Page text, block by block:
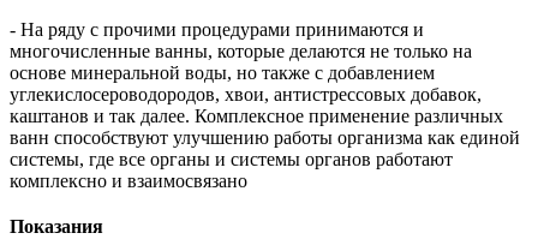
- На ряду с прочими процедурами принимаются и
многочисленные ванны, которые делаются не только на
основе минеральной воды, но также с добавлением
углекислосероводородов, хвои, антистрессовых добавок,
каштанов и так далее. Комплексное применение различных
ванн способствуют улучшению работы организма как единой
системы, где все органы и системы органов работают
комплексно и взаимосвязано
Показания